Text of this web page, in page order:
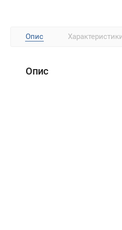
Опис
Опис